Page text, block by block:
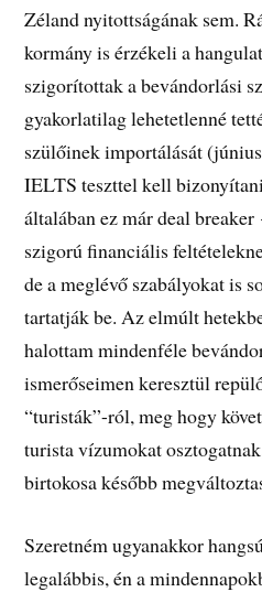
Zéland nyitottságának sem.
kormány is érzékeli a
szigorítottak a bevándorlási
gyakorlatilag lehetetlenné
szülőinek importálását
IELTS teszttel kell
általában ez már deal
szigorú financiális
de a meglévő szabályokat is
tartatják be. Az elmúlt
halottam mindenféle
ismerőseimen keresztül
“turisták”-ról, meg hogy
turista vízumokat
birtokosa később
Szeretném ugyanakkor
legalábbis, én a